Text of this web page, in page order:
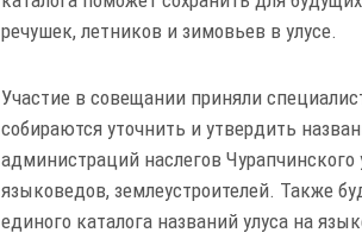
речушек, летников и зимовьев в улусе.
Участие в совещании приняли
собираются уточнить и утвердить
администраций наслегов Чурапчинского
языковедов, землеустроителей. Также
единого каталога названий улуса на